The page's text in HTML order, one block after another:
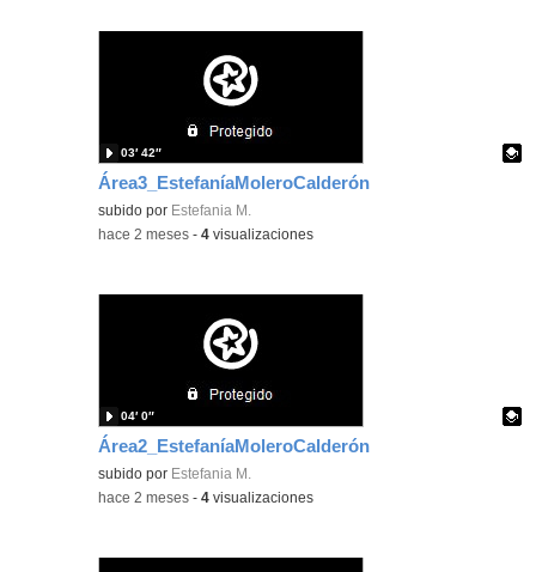
Área3_EstefaníaMoleroCalderón
Contenido educativo.
subido por Estefania M.
03′ 42″
-hace 2 meses -4 visualizaciones
Área2_EstefaníaMoleroCalderón
Contenido educativo.
subido por Estefania M.
04′ 0″
-hace 2 meses -4 visualizaciones